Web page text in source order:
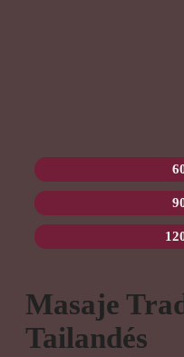
Masaje
Tailandés